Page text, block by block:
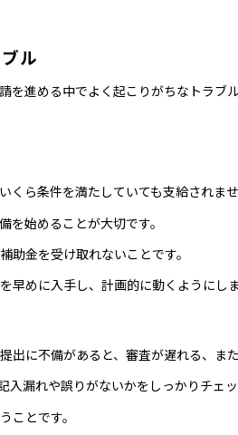
ル
進める中でよく起こりがちなトラブ
ら条件を満たしていても支給されませ
を始めることが大切です。
助金を受け取れないことです。
めに入手し、計画的に動くようにしま
に不備があると、審査が遅れる、ま
漏れや誤りがないかをしっかりチェッ
ことです。